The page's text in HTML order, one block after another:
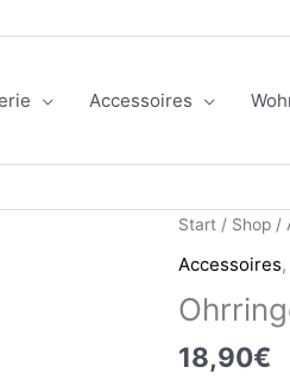
Accessoires
Start / Shop /
Accessoires,
18,90€